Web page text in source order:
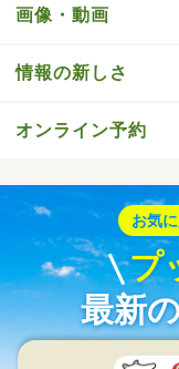
画像・動画
情報の新しさ
オンライン予約
お気
プ
最新